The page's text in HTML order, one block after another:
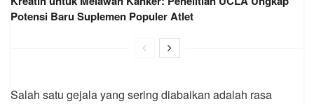
Potensi Baru Suplemen Populer Atlet
Salah satu gejala yang sering diabaikan adalah rasa